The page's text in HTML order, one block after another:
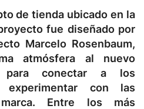
de tienda ubicado en la
fue diseñado por
Marcelo Rosenbaum,
atmósfera al nuevo
para conectar a los
experimentar con las
Entre los más